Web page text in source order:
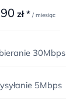
zł */ miesiąc
30Mbps
5Mbps